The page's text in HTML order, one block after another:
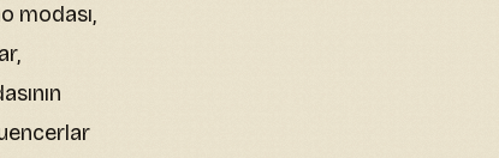
modası,